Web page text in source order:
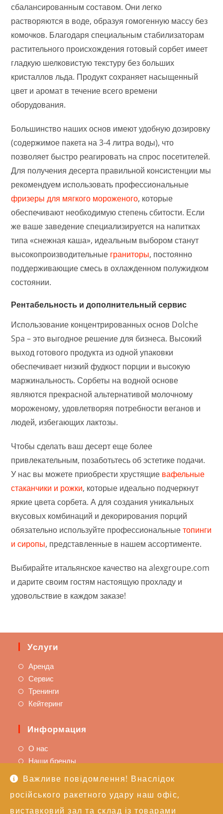
Важливе повідомлення! Внаслідок
російського ракетного удару наш офіс,
виставковий зал та склад із товарами
сбалансированным составом. Они легко
растворяются в воде, образуя гомогенную массу без
комочков. Благодаря специальным стабилизаторам
растительного происхождения готовый сорбет имеет
гладкую шелковистую текстуру без больших
кристаллов льда. Продукт сохраняет насыщенный
цвет и аромат в течение всего времени
оборудования.
Большинство наших основ имеют удобную дозировку
(содержимое пакета на 3-4 литра воды), что
позволяет быстро реагировать на спрос посетителей.
Для получения десерта правильной консистенции мы
рекомендуем использовать профессиональные
фризеры для мягкого мороженого, которые
обеспечивают необходимую степень сбитости. Если
же ваше заведение специализируется на напитках
типа «снежная каша», идеальным выбором станут
высокопроизводительные граниторы, постоянно
поддерживающие смесь в охлажденном полужидком
состоянии.
Рентабельность и дополнительный сервис
Использование концентрированных основ Dolche
Spa – это выгодное решение для бизнеса. Высокий
выход готового продукта из одной упаковки
обеспечивает низкий фудкост порции и высокую
маржинальность. Сорбеты на водной основе
являются прекрасной альтернативой молочному
мороженому, удовлетворяя потребности веганов и
людей, избегающих лактозы.
Чтобы сделать ваш десерт еще более
привлекательным, позаботьтесь об эстетике подачи.
У нас вы можете приобрести хрустящие вафельные
стаканчики и рожки, которые идеально подчеркнут
яркие цвета сорбета. А для создания уникальных
вкусовых комбинаций и декорирования порций
обязательно используйте профессиональныетопинги
и сиропы, представленные в нашем ассортименте.
Выбирайте итальянское качество на alexgroupe.com
и дарите своим гостям настоящую прохладу и
удовольствие в каждом заказе!
Услуги
Аренда
Сервис
Тренинги
Кейтеринг
Информация
О нас
Наши бренды
Доставка и оплата